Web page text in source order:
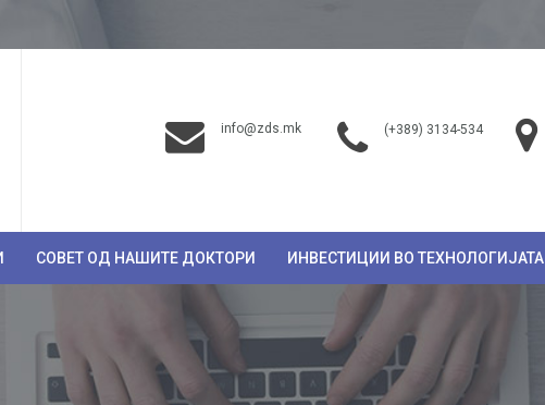
info@zds.mk (+389) 3134-534
СОВЕТ ОД НАШИТЕ ДОКТОРИ ИНВЕСТИЦИИ ВО ТЕХНОЛОГИЈАТА